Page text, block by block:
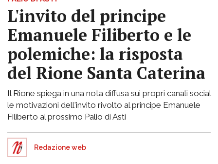
L'invito del principe
Emanuele Filiberto e le
polemiche: la risposta
del Rione Santa Caterina
Il Rione spiega in una nota diffusa sui propri canali social
le motivazioni dell'invito rivolto al principe Emanuele
Filiberto al prossimo Palio di Asti
Redazione web